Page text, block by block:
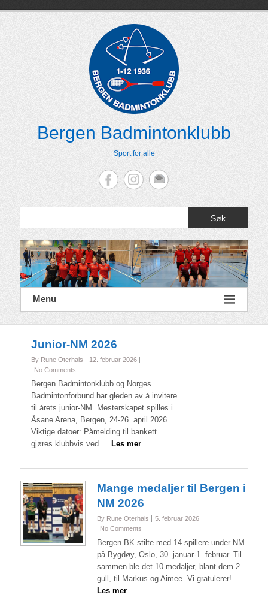
Bergen Badmintonklubb
Sport for alle
Søk
Menu
Junior-NM 2026
By Rune Oterhals
12. februar 2026
No Comments
Bergen Badmintonklubb og Norges
Badmintonforbund har gleden av å invitere
til årets junior-NM. Mesterskapet spilles i
Åsane Arena, Bergen, 24-26. april 2026.
Viktige datoer: Påmelding til bankett
gjøres klubbvis ved …Les mer
Mange medaljer til Bergen i
NM 2026
By Rune Oterhals
5. februar 2026
No Comments
Bergen BK stilte med 14 spillere under NM
på Bygdøy, Oslo, 30. januar-1. februar. Til
sammen ble det 10 medaljer, blant dem 2
gull, til Markus og Aimee. Vi gratulerer! …
Les mer